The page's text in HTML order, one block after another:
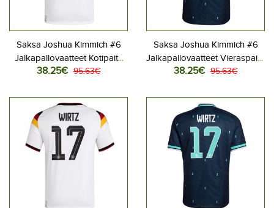
Saksa Joshua Kimmich #6
Jalkapallovaatteet Kotipaita
MM-kisat 2026 Lyhythihainen
38.25€ 95.63€
Saksa Joshua Kimmich #6
Jalkapallovaatteet Vieraspaita
MM-kisat 2026 Lyhythihainen
38.25€ 95.63€